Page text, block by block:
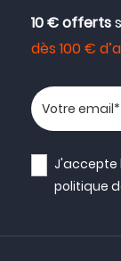
10 € offerts
dès 100 €
Votre
J'accepte
politique